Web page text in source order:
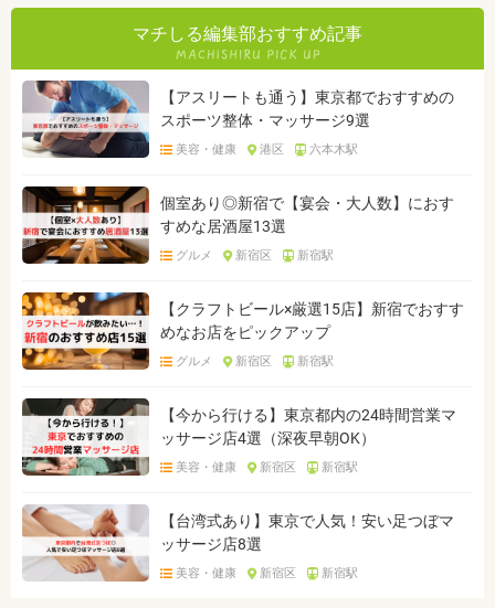
マチしる編集部おすすめ記事
【アスリートも通う】東京都でおすすめの
スポーツ整体・マッサージ9選
美容・健康 港区 六本木駅
個室あり◎新宿で【宴会・大人数】におす
すめな居酒屋13選
グルメ 新宿区 新宿駅
【クラフトビール×厳選15店】新宿でおすす
めなお店をピックアップ
グルメ 新宿区 新宿駅
【今から行ける】東京都内の24時間営業マ
ッサージ店4選（深夜早朝OK）
美容・健康 新宿区 新宿駅
【台湾式あり】東京で人気！安い足つぼマ
ッサージ店8選
美容・健康 新宿区 新宿駅